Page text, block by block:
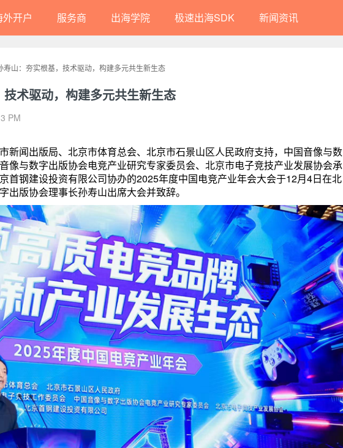
外开户 服务商 出海学院 极速出海SDK 新闻资讯
寿山：夯实根基，技术驱动，构建多元共生新生态
术驱动，构建多元共生新生态
PM
新闻出版局、北京市体育总会、北京市石景山区人民政府支持，中国音像与数
像与数字出版协会电竞产业研究专家委员会、北京市电子竞技产业发展协会承
首钢建设投资有限公司协办的2025年度中国电竞产业年会大会于12月4日在北
版协会理事长孙寿山出席大会并致辞。